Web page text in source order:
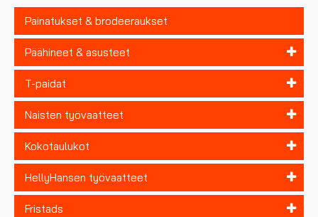
Painatukset & brodeeraukset
Päähineet & asusteet
T-paidat
Naisten työvaatteet
Kokotaulukot
HellyHansen työvaatteet
Fristads